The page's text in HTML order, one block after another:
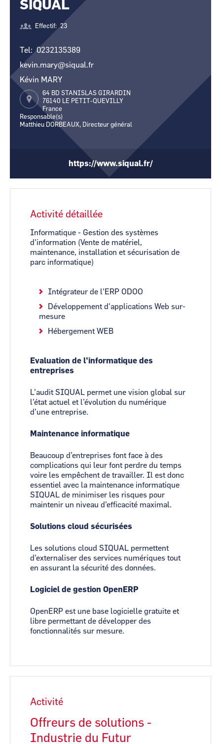
CCI BusinessCCI Business
Pays de la Loire
SIQUAL
Effectif 23
Tel
0232135389
kevin.mary@siqual.fr
Kévin MARY
64 BD STANISLAS GIRARDIN
76140 LE PETIT-QUEVILLY
France
Responsable(s)
Matthieu DORBEAUX, Directeur général
https://www.siqual.fr/
Activité détaillée
Informatique - Gestion des systèmes
d'information (Vente de matériel,
maintenance, installation et sécurisation de
parc informatique)
Intégrateur de l'ERP ODOO
Développement d'applications Web sur-
mesure
Hébergement WEB
Evaluation de l’informatique des
entreprises
L’audit SIQUAL permet une vision global sur
l’état actuel et l’évolution du numérique
d’une entreprise.
Maintenance informatique
Beaucoup d’entreprises font face à des
complications qui leur font perdre du temps
voire les empêchent de travailler. Il est donc
essentiel avec la maintenance informatique
SIQUAL de minimiser les risques pour
maintenir un niveau d’efficacité maximal.
Solutions cloud sécurisées
Les solutions cloud SIQUAL permettent
d’externaliser des services numériques tout
en assurant la sécurité des données.
Logiciel de gestion OpenERP
OpenERP est une base logicielle gratuite et
libre permettant de développer des
fonctionnalités sur mesure.
Activité
Offreurs de solutions -
Industrie du Futur